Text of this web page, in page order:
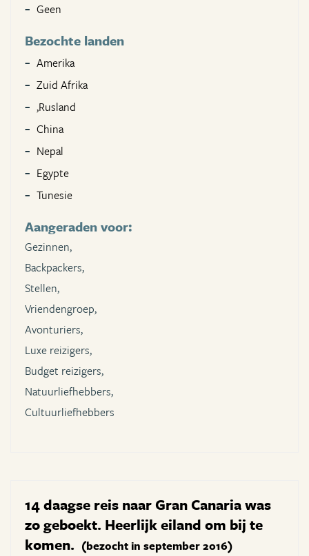
Geen
Bezochte landen
Amerika
Zuid Afrika
,Rusland
China
Nepal
Egypte
Tunesie
Aangeraden voor:
Gezinnen,
Backpackers,
Stellen,
Vriendengroep,
Avonturiers,
Luxe reizigers,
Budget reizigers,
Natuurliefhebbers,
Cultuurliefhebbers
14 daagse reis naar Gran Canaria was
zo geboekt. Heerlijk eiland om bij te
komen. (bezocht in september 2016)